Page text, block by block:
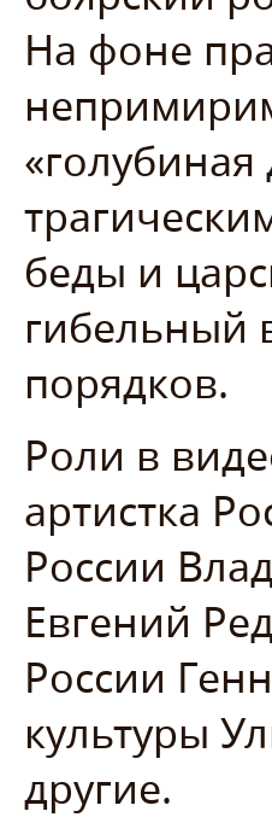
На фоне
беды и
гибельный
порядков.
Роли в
артистка
России
Евгений
России
культуры
другие.